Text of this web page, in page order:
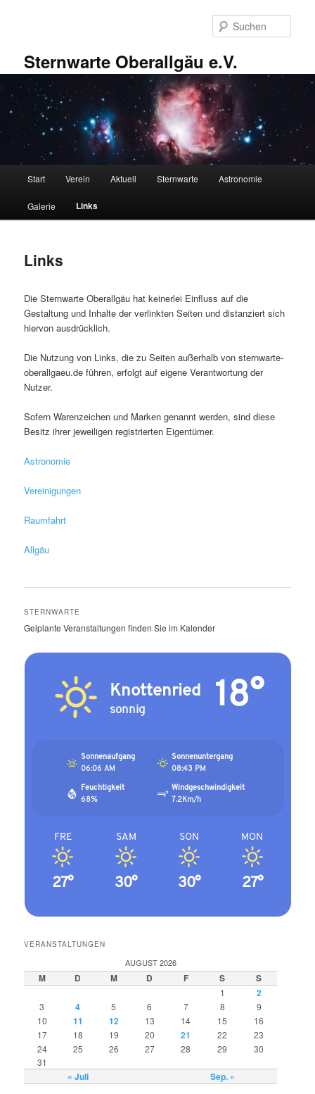
Sternwarte Oberallgäu e.V.
Start Verein Aktuell Sternwarte Astronomie
Galerie Links
Links
Die Sternwarte Oberallgäu hat keinerlei Einfluss auf die
Gestaltung und Inhalte der verlinkten Seiten und distanziert sich
hiervon ausdrücklich.
Die Nutzung von Links, die zu Seiten außerhalb von sternwarte-
oberallgaeu.de führen, erfolgt auf eigene Verantwortung der
Nutzer.
Sofern Warenzeichen und Marken genannt werden, sind diese
Besitz ihrer jeweiligen registrierten Eigentümer.
Astronomie
Vereinigungen
Raumfahrt
Allgäu
STERNWARTE
Gelplante Veranstaltungen finden Sie im Kalender
Knottenried
sonnig 18°
Sonnenaufgang
06:06 AM
Sonnenuntergang
08:43 PM
Feuchtigkeit
68%
Windgeschwindigkeit
7.2Km/h
FRE
27°
SAM
30°
SON
30°
MON
27°
VERANSTALTUNGEN
AUGUST 2026
M D M D F S S
1 2
3 4 5 6 7 8
9
10
11 12 13 14 15
16
17
18 19 20 21 22
23
24
25 26 27 28 29
30
31
« Juli Sep. »